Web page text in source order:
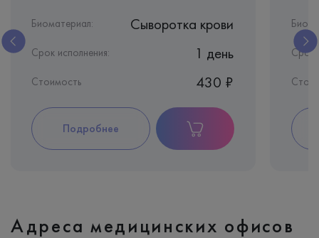
Биоматериал: Сыворотка крови
Срок исполнения: 1 день
Стоимость 430 ₽
Подробнее
Срок
Адреса медицинских офисов